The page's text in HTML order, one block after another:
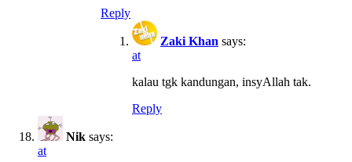
Reply
Zaki Khan says:
at
kalau tgk kandungan, insyAllah tak.
Reply
Nik says:
at